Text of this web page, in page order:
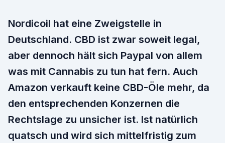
Nordicoil hat eine Zweigstelle in
Deutschland. CBD ist zwar soweit legal,
aber dennoch hält sich Paypal von allem
was mit Cannabis zu tun hat fern. Auch
Amazon verkauft keine CBD-Öle mehr, da
den entsprechenden Konzernen die
Rechtslage zu unsicher ist. Ist natürlich
quatsch und wird sich mittelfristig zum